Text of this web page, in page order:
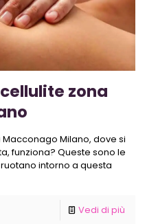
zona
Milano, dove si
funziona? Queste sono le
intorno a questa
Vedi di più